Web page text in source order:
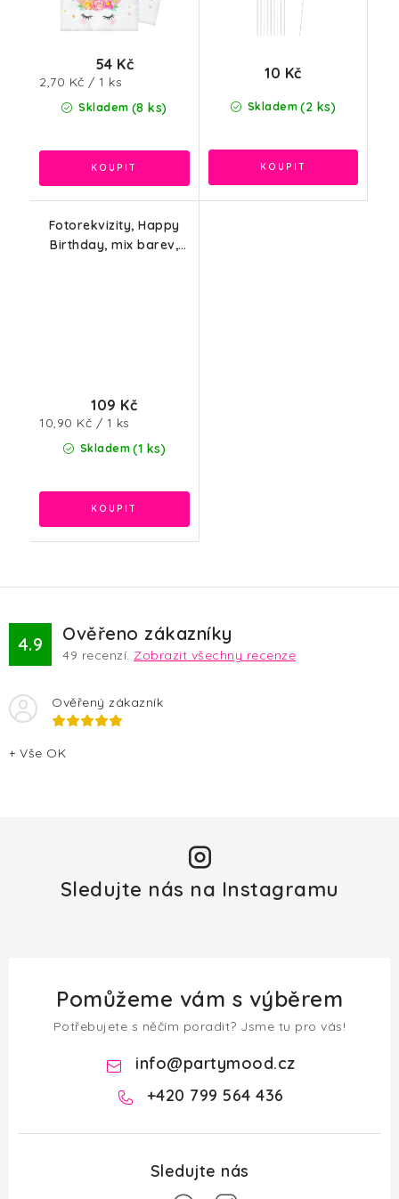
Skladem (8 ks)
54 Kč
Měrná
cena:
2,70 Kč / 1 ks
Skladem (2 ks)
10 Kč
Fotorekvizity, Happy
Birthday, mix barev,
Skladem (1 ks)
109 Kč
Měrná
cena:
10,90 Kč / 1 ks
4.9 Ověřeno zákazníky
49 recenzí. Zobrazit všechny recenze
Ověřený zákazník
+ Vše OK
Sledujte nás na Instagramu
Pomůžeme vám s výběrem
Potřebujete s něčím poradit? Jsme tu pro vás!
info@partymood.cz
+420 799 564 436